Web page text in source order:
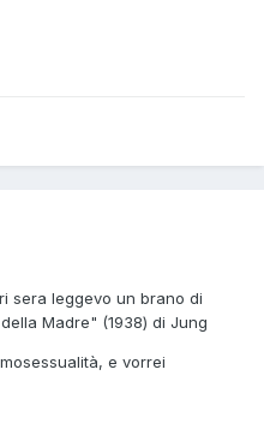
sera leggevo un brano di
Madre" (1938) di Jung
e vorrei